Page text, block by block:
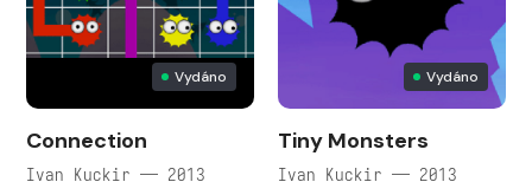
Vydáno
Connection
Ivan Kuckir — 2013
Vydáno
Tiny Monsters
Ivan Kuckir — 2013